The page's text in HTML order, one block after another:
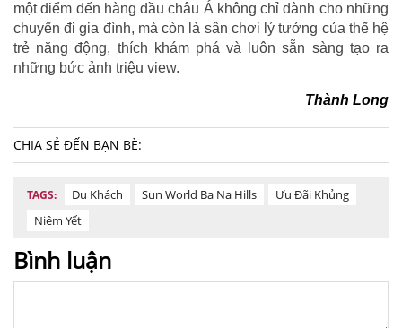
một điểm đến hàng đầu châu Á không chỉ dành cho những
chuyến đi gia đình, mà còn là sân chơi lý tưởng của thế hệ
trẻ năng động, thích khám phá và luôn sẵn sàng tạo ra
những bức ảnh triệu view.
Thành Long
CHIA SẺ ĐẾN BẠN BÈ:
TAGS: Du Khách Sun World Ba Na Hills
Ưu Đãi Khủng
Niêm Yết
Bình luận